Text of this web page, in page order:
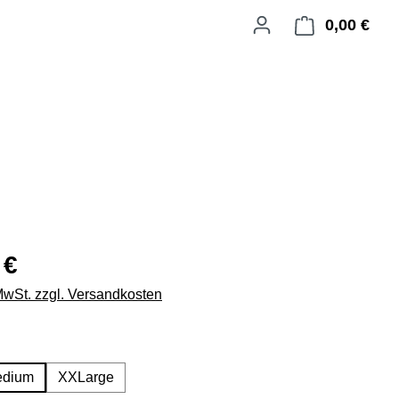
0,00 €
zzgl. Versandkosten
XXLarge